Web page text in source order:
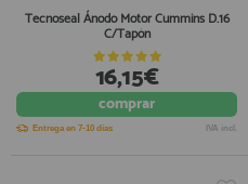
Tecnoseal Ánodo Motor Cummins D.16
C/Tapón
16,15€
comprar
Entrega en 7-10 días IVA incl.